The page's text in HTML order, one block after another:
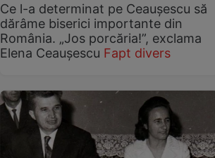
Ce l-a determinat pe Ceaușescu să
dărâme biserici importante din
România. „Jos porcăria!”, exclama
Elena Ceaușescu Fapt divers